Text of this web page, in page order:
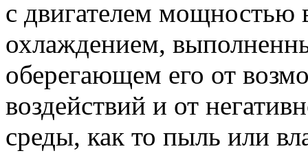
с двигателем
охлаждением,
оберегающем его от
воздействий и от
среды, как то пыль или